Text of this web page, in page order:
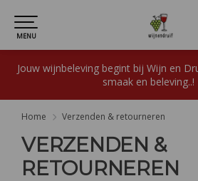
MENU
Jouw wijnbeleving begint bij Wijn en
smaak en beleving..!
Home Verzenden & retourneren
VERZENDEN &
RETOURNEREN